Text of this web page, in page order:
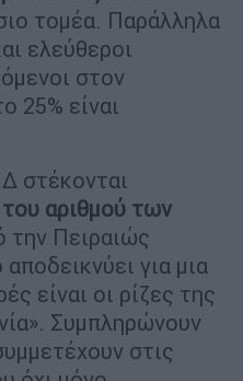
τομέα. Παράλληλα
ελεύθεροι
στον
25% είναι
στέκονται
αριθμού των
την Πειραιώς
για μια
είναι οι ρίζες της
Συμπληρώνουν
στις